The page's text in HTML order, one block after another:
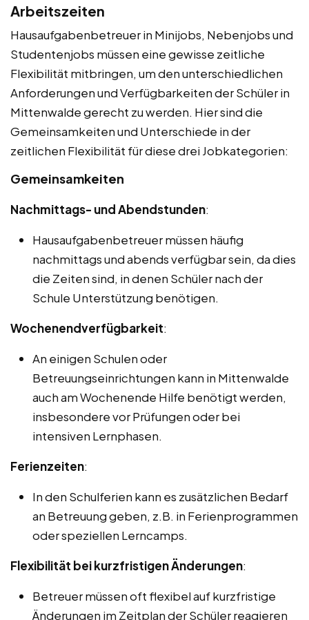
Arbeitszeiten
Hausaufgabenbetreuer in Minijobs, Nebenjobs und
Studentenjobs müssen eine gewisse zeitliche
Flexibilität mitbringen, um den unterschiedlichen
Anforderungen und Verfügbarkeiten der Schüler in
Mittenwalde gerecht zu werden. Hier sind die
Gemeinsamkeiten und Unterschiede in der
zeitlichen Flexibilität für diese drei Jobkategorien:
Gemeinsamkeiten
Nachmittags- und Abendstunden:
Hausaufgabenbetreuer müssen häufig
nachmittags und abends verfügbar sein, da dies
die Zeiten sind, in denen Schüler nach der
Schule Unterstützung benötigen.
Wochenendverfügbarkeit:
An einigen Schulen oder
Betreuungseinrichtungen kann in Mittenwalde
auch am Wochenende Hilfe benötigt werden,
insbesondere vor Prüfungen oder bei
intensiven Lernphasen.
Ferienzeiten:
In den Schulferien kann es zusätzlichen Bedarf
an Betreuung geben, z.B. in Ferienprogrammen
oder speziellen Lerncamps.
Flexibilität bei kurzfristigen Änderungen:
Betreuer müssen oft flexibel auf kurzfristige
Änderungen im Zeitplan der Schüler reagieren